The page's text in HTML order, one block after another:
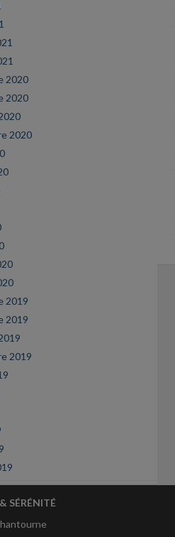
2020
2020
2020
2019
2019
2019
SÉRÉNITÉ